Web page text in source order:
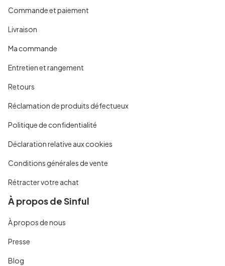
Commande et paiement
Livraison
Ma commande
Entretien et rangement
Retours
Réclamation de produits défectueux
Politique de confidentialité
Déclaration relative aux cookies
Conditions générales de vente
Rétracter votre achat
À propos de Sinful
À propos de nous
Presse
Blog